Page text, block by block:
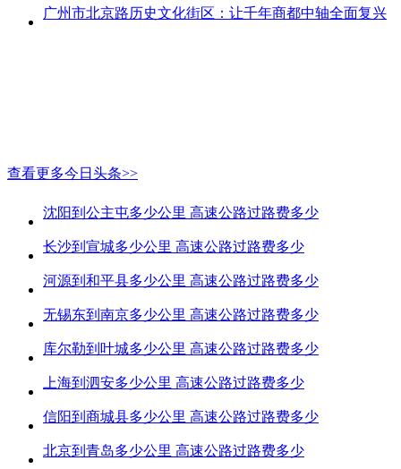
广州市北京路历史文化街区：让千年商都中轴全面复兴
查看更多今日头条>>
沈阳到公主屯多少公里 高速公路过路费多少
长沙到宣城多少公里 高速公路过路费多少
河源到和平县多少公里 高速公路过路费多少
无锡东到南京多少公里 高速公路过路费多少
库尔勒到叶城多少公里 高速公路过路费多少
上海到泗安多少公里 高速公路过路费多少
信阳到商城县多少公里 高速公路过路费多少
北京到青岛多少公里 高速公路过路费多少